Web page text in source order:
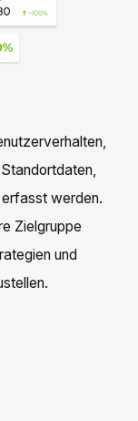
werden.
Zielgruppe
und